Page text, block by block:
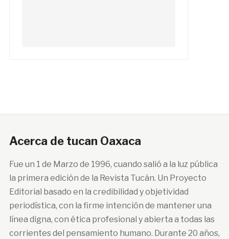
Acerca de tucan Oaxaca
Fue un 1 de Marzo de 1996, cuando salió a la luz pública
la primera edición de la Revista Tucán. Un Proyecto
Editorial basado en la credibilidad y objetividad
periodística, con la firme intención de mantener una
línea digna, con ética profesional y abierta a todas las
corrientes del pensamiento humano. Durante 20 años,